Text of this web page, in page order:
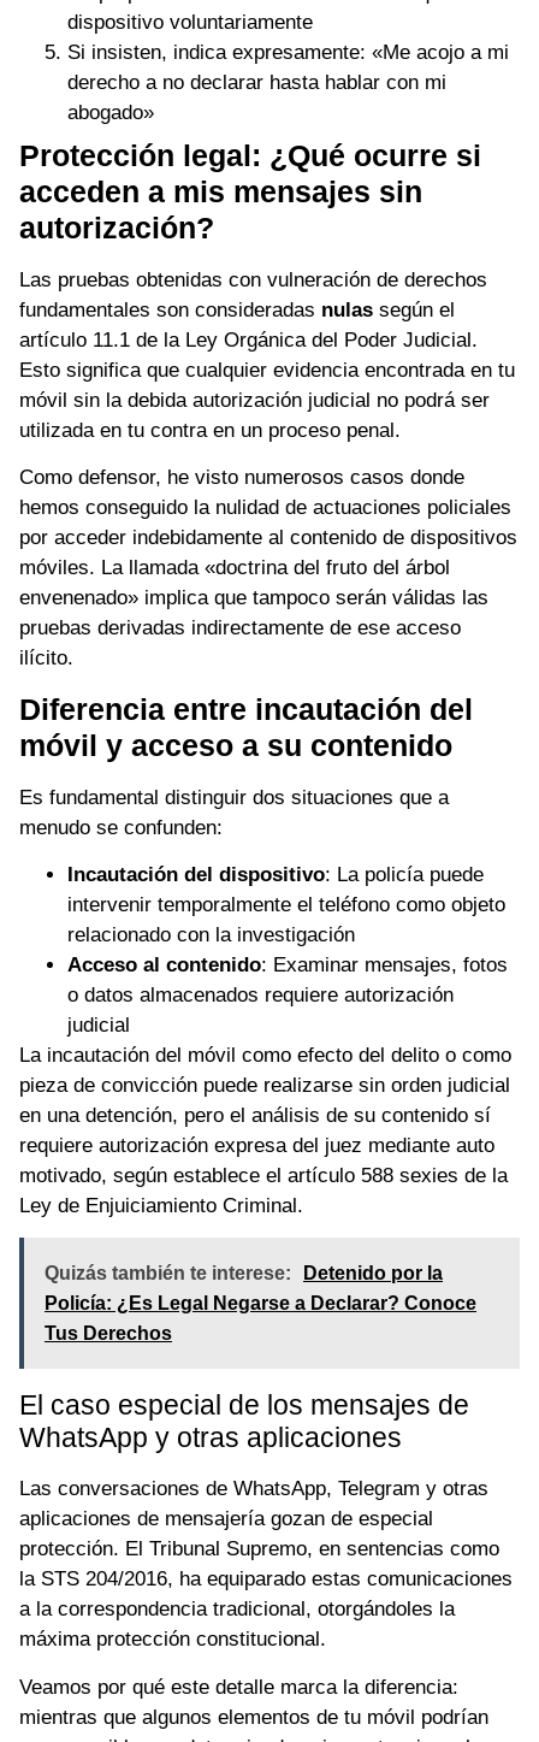
dispositivo voluntariamente
Si insisten, indica expresamente: «Me acojo a mi
derecho a no declarar hasta hablar con mi
abogado»
Protección legal: ¿Qué ocurre si
acceden a mis mensajes sin
autorización?
Las pruebas obtenidas con vulneración de derechos
fundamentales son consideradas nulas según el
artículo 11.1 de la Ley Orgánica del Poder Judicial.
Esto significa que cualquier evidencia encontrada en tu
móvil sin la debida autorización judicial no podrá ser
utilizada en tu contra en un proceso penal.
Como defensor, he visto numerosos casos donde
hemos conseguido la nulidad de actuaciones policiales
por acceder indebidamente al contenido de dispositivos
móviles. La llamada «doctrina del fruto del árbol
envenenado» implica que tampoco serán válidas las
pruebas derivadas indirectamente de ese acceso
ilícito.
Diferencia entre incautación del
móvil y acceso a su contenido
Es fundamental distinguir dos situaciones que a
menudo se confunden:
Incautación del dispositivo: La policía puede
intervenir temporalmente el teléfono como objeto
relacionado con la investigación
Acceso al contenido: Examinar mensajes, fotos
o datos almacenados requiere autorización
judicial
La incautación del móvil como efecto del delito o como
pieza de convicción puede realizarse sin orden judicial
en una detención, pero el análisis de su contenido sí
requiere autorización expresa del juez mediante auto
motivado, según establece el artículo 588 sexies de la
Ley de Enjuiciamiento Criminal.
Quizás también te interese:
Detenido por la
Policía: ¿Es Legal Negarse a Declarar? Conoce
Tus Derechos
El caso especial de los mensajes de
WhatsApp y otras aplicaciones
Las conversaciones de WhatsApp, Telegram y otras
aplicaciones de mensajería gozan de especial
protección. El Tribunal Supremo, en sentencias como
la STS 204/2016, ha equiparado estas comunicaciones
a la correspondencia tradicional, otorgándoles la
máxima protección constitucional.
Veamos por qué este detalle marca la diferencia:
mientras que algunos elementos de tu móvil podrían